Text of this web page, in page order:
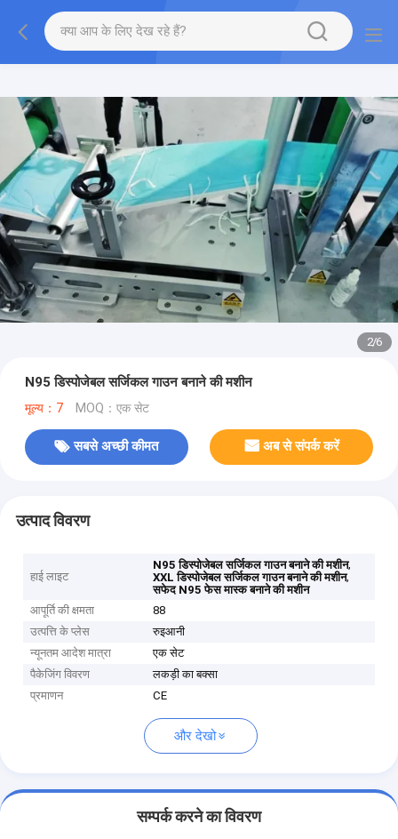
2/6
N95 डिस्पोजेबल सर्जिकल गाउन बनाने की मशीन
मूल्य：7 MOQ：एक सेट
सबसे अच्छी कीमत अब से संपर्क करें
उत्पाद विवरण
हाई लाइट
N95 डिस्पोजेबल सर्जिकल गाउन बनाने की मशीन,
XXL डिस्पोजेबल सर्जिकल गाउन बनाने की मशीन,
सफेद N95 फेस मास्क बनाने की मशीन
आपूर्ति की क्षमता
88
उत्पत्ति के प्लेस
रुइआनी
न्यूनतम आदेश मात्रा
एक सेट
पैकेजिंग विवरण
लकड़ी का बक्सा
प्रमाणन
CE
और देखो
सम्पर्क करने का विवरण